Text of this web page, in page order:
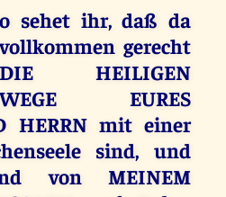
o sehet ihr, daß da
vollkommen gerecht
DIE HEILIGEN
WEGE EURES
HERRN mit einer
sind, und
von MEINEM